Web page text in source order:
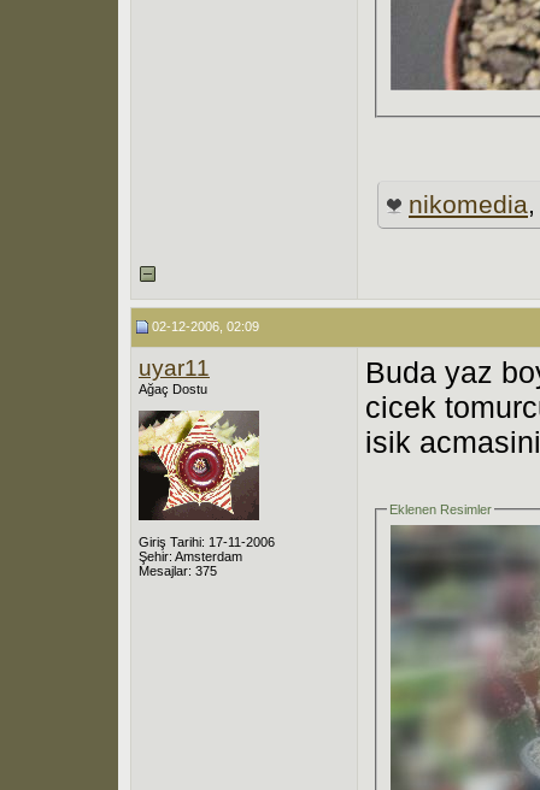
nikomedia,
02-12-2006, 02:09
uyar11
Ağaç Dostu
Giriş Tarihi: 17-11-2006
Şehir: Amsterdam
Mesajlar: 375
Buda yaz
cicek
isik
Eklenen Resimler